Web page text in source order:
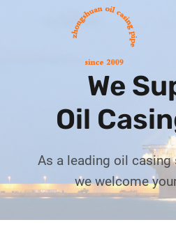
We
Oil
As a leading oil casing
we welcome